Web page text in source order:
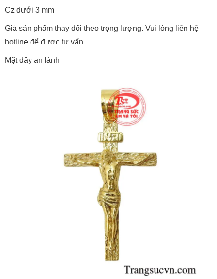
Cz dưới 3 mm
Giá sản phẩm thay đổi theo trọng lượng. Vui lòng liên hệ
hotline để được tư vấn.
Mặt dây an lành